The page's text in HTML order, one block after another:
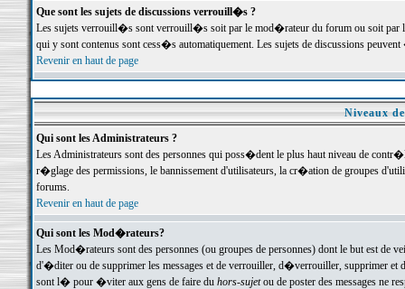
Que sont les sujets de discussions verrouill�s ?
Les sujets verrouill�s sont verrouill�s soit par le mod�rateur du forum ou soit par
qui y sont contenus sont cess�s automatiquement. Les sujets de discussions
Revenir en haut de page
Niveaux
Qui sont les Administrateurs ?
Les Administrateurs sont des personnes qui poss�dent le plus haut niveau de
r�glage des permissions, le bannissement d'utilisateurs, la cr�ation de groupes
forums.
Revenir en haut de page
Qui sont les Mod�rateurs?
Les Mod�rateurs sont des personnes (ou groupes de personnes) dont le but est de
d'�diter ou de supprimer les messages et de verrouiller, d�verrouiller, supprimer
sont l� pour �viter aux gens de faire du hors-sujetou de poster des messages ne